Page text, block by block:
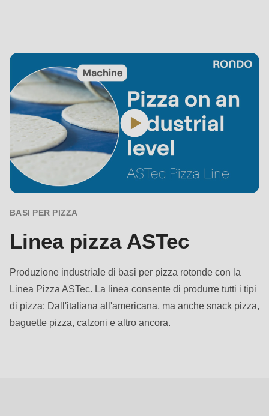
()
597
of
modules/custom/rondo_contact/src/ContactService.php
BASI PER PIZZA
Linea pizza ASTec
Produzione industriale di basi per pizza rotonde con la
Linea Pizza ASTec. La linea consente di produrre tutti i tipi
di pizza: Dall'italiana all'americana, ma anche snack pizza,
baguette pizza, calzoni e altro ancora.